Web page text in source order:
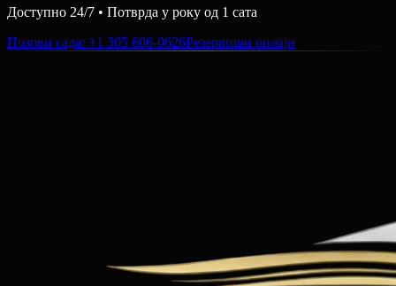
Доступно 24/7 • Потврда у року од 1 сата
Позови сада: +1 305 606-0626Резервиши онлајн